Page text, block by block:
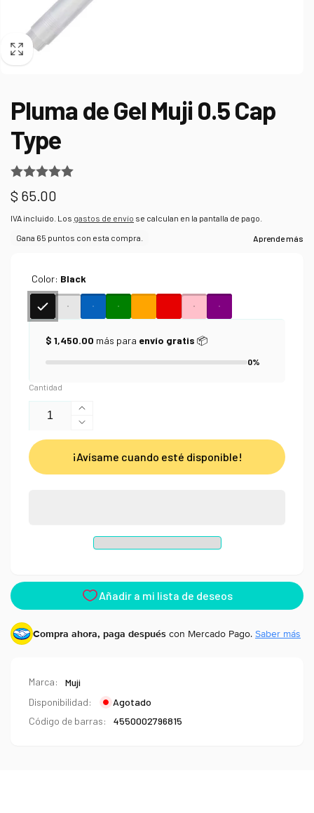
Pluma de Gel Muji 0.5 Cap
Type
Precio
habitual
$ 65.00
IVA incluido. Los gastos de envío se calculan en la pantalla de pago.
Color: Black
$ 1,450.00 más para envío gratis 📦
0%
Cantidad
Aumentar
cantidad
para
Pluma
de
Type
Reducir
cantidad
para
Pluma
Cap
¡Avísame cuando esté disponible!
Compra ahora, paga después con Mercado Pago. Saber más
Marca:
Muji
Disponibilidad:
Agotado
Código de barras:
4550002796815